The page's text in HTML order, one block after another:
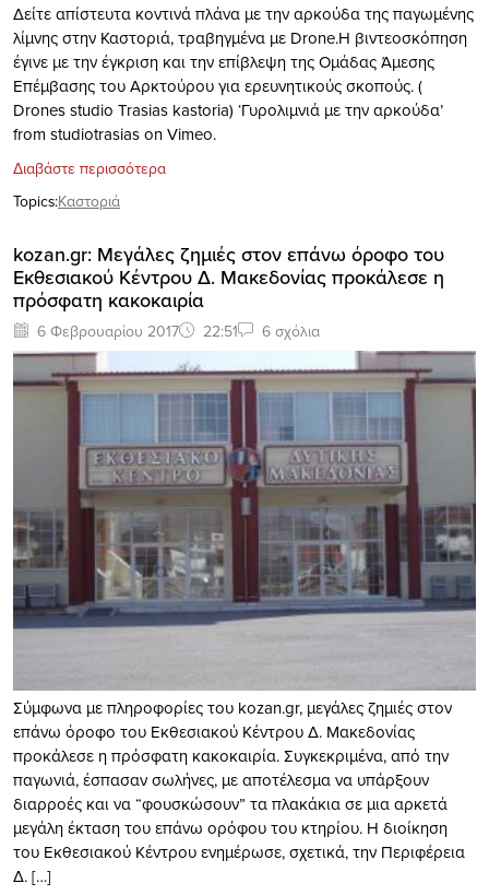
Δείτε απίστευτα κοντινά πλάνα με την αρκούδα της παγωμένης
λίμνης στην Καστοριά, τραβηγμένα με Drone.Η βιντεοσκόπηση
έγινε με την έγκριση και την επίβλεψη της Ομάδας Άμεσης
Επέμβασης του Αρκτούρου για ερευνητικούς σκοπούς. (
Drones studio Trasias kastoria) ‘Γυρολιμνιά με την αρκούδα’
from studiotrasias on Vimeo.
Διαβάστε περισσότερα
Topics:Καστοριά
kozan.gr: Μεγάλες ζημιές στον επάνω όροφο του
Εκθεσιακού Κέντρου Δ. Μακεδονίας προκάλεσε η
πρόσφατη κακοκαιρία
6 Φεβρουαρίου 2017 22:51 6 σχόλια
Σύμφωνα με πληροφορίες του kozan.gr, μεγάλες ζημιές στον
επάνω όροφο του Εκθεσιακού Κέντρου Δ. Μακεδονίας
προκάλεσε η πρόσφατη κακοκαιρία. Συγκεκριμένα, από την
παγωνιά, έσπασαν σωλήνες, με αποτέλεσμα να υπάρξουν
διαρροές και να “φουσκώσουν” τα πλακάκια σε μια αρκετά
μεγάλη έκταση του επάνω ορόφου του κτηρίου. Η διοίκηση
του Εκθεσιακού Κέντρου ενημέρωσε, σχετικά, την Περιφέρεια
Δ. […]